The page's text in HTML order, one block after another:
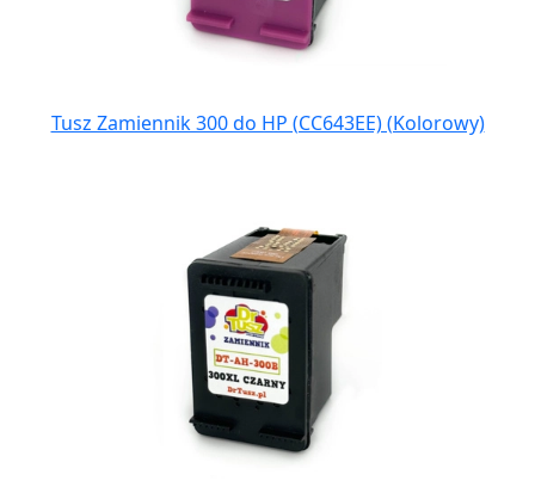
Tusz Zamiennik 300 do HP (CC643EE) (Kolorowy)